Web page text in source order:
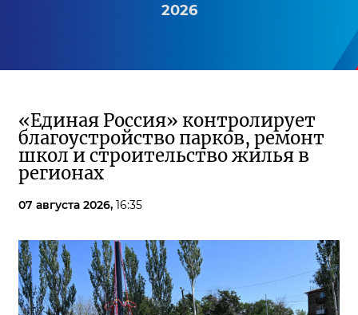
2026
«Единая Россия» контролирует
благоустройство парков, ремонт
школ и строительство жилья в
регионах
07 августа 2026, 16:35